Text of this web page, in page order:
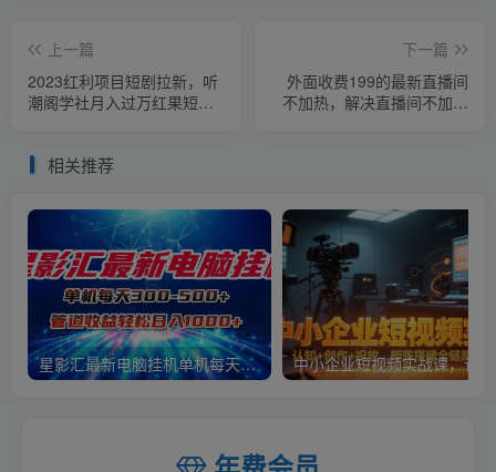
上一篇
2023红利项目短剧拉新，听
潮阁学社月入过万红果短剧
下一篇
外面收费199的最新直播间
不加热，解决直播间不加热
相关推荐
星影汇最新电脑挂机单机每天300+团队管道收益轻松日入1000+